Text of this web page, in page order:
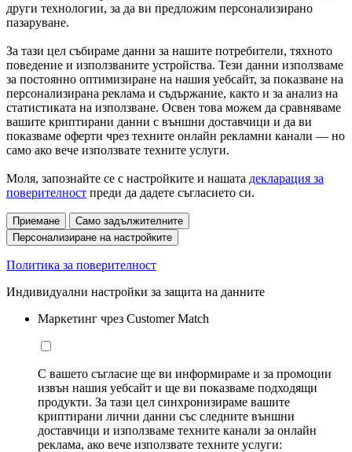
други технологии, за да ви предложим персонализирано
пазаруване.
За тази цел събираме данни за нашите потребители, тяхното
поведение и използваните устройства. Тези данни използваме
за постоянно оптимизиране на нашия уебсайт, за показване на
персонализирана реклама и съдържание, както и за анализ на
статистиката на използване. Освен това можем да сравняваме
вашите криптирани данни с външни доставчици и да ви
показваме оферти чрез техните онлайн рекламни канали — но
само ако вече използвате техните услуги.
Моля, запознайте се с настройките и нашата декларация за
поверителност преди да дадете съгласието си.
Приемане
Само задължителните
Персонализиране на настройките
Политика за поверителност
Индивидуални настройки за защита на данните
Маркетинг чрез Customer Match
С вашето съгласие ще ви информираме и за промоции
извън нашия уебсайт и ще ви показваме подходящи
продукти. За тази цел синхронизираме вашите
криптирани лични данни със следните външни
доставчици и използваме техните канали за онлайн
реклама, ако вече използвате техните услуги: